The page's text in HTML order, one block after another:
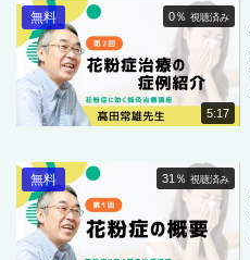
5:17
0％視聴済み
無料
31％視聴済み
無料